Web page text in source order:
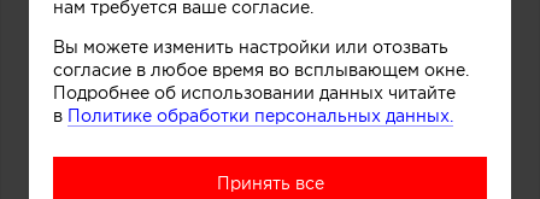
нам требуется ваше согласие.
Вы можете изменить настройки или отозвать
согласие в любое время во всплывающем окне.
Подробнее об использовании данных читайте
в Политике обработки персональных данных.
Принять все